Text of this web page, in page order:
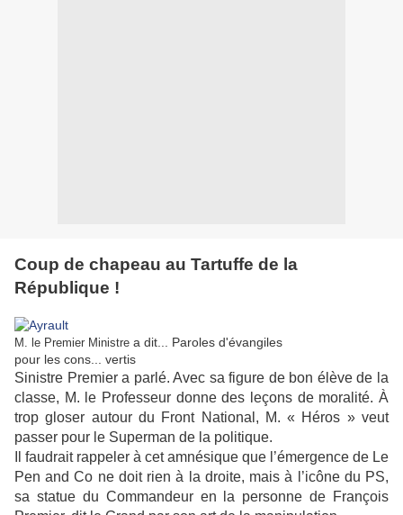
Coup de chapeau au Tartuffe de la
République !
M. le Premier Ministre a dit... Paroles d'évangiles
pour les cons... vertis
Sinistre Premier a parlé. Avec sa figure de bon élève de la
classe, M. le Professeur donne des leçons de moralité. À
trop gloser autour du Front National, M. « Héros » veut
passer pour le Superman de la politique.
Il faudrait rappeler à cet amnésique que l’émergence de Le
Pen and Co ne doit rien à la droite, mais à l’icône du PS,
sa statue du Commandeur en la personne de François